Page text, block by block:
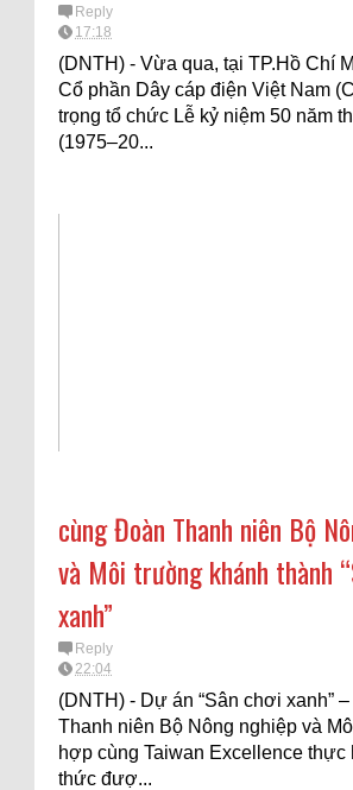
Reply
17:18
(DNTH) - Vừa qua, tại TP.Hồ Chí
Cổ phần Dây cáp điện Việt Nam
trọng tổ chức Lễ kỷ niệm 50 năm
(1975–20...
cùng Đoàn Thanh niên Bộ
và Môi trường khánh thành
xanh”
Reply
22:04
(DNTH) - Dự án “Sân chơi xanh”
Thanh niên Bộ Nông nghiệp và
hợp cùng Taiwan Excellence thực
thức đượ...